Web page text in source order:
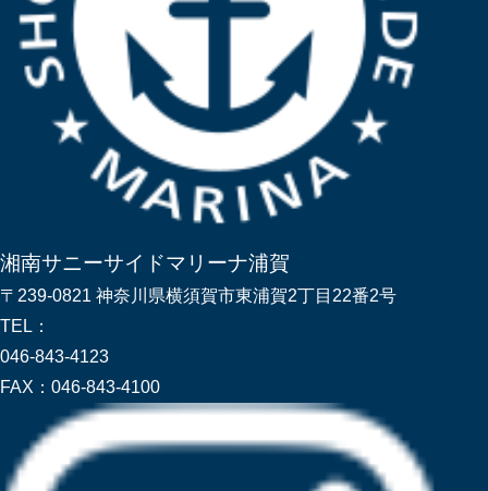
湘南サニーサイドマリーナ浦賀
〒239-0821 神奈川県横須賀市東浦賀2丁目22番2号
TEL：
046-843-4123
FAX： 046-843-4100